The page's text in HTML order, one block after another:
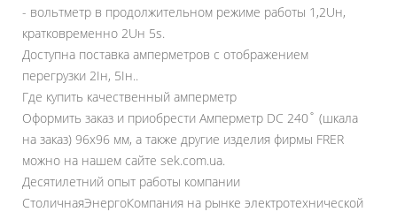
- вольтметр в продолжительном режиме работы 1,2Uн,
кратковременно 2Uн 5s.
Доступна поставка амперметров с отображением
перегрузки 2Iн, 5Iн..
Где купить качественный амперметр
Оформить заказ и приобрести Амперметр DC 240˚ (шкала
на заказ) 96x96 мм, а также другие изделия фирмы FRER
можно на нашем сайте sek.com.ua.
Десятилетний опыт работы компании
СтоличнаяЭнергоКомпания на рынке электротехнической